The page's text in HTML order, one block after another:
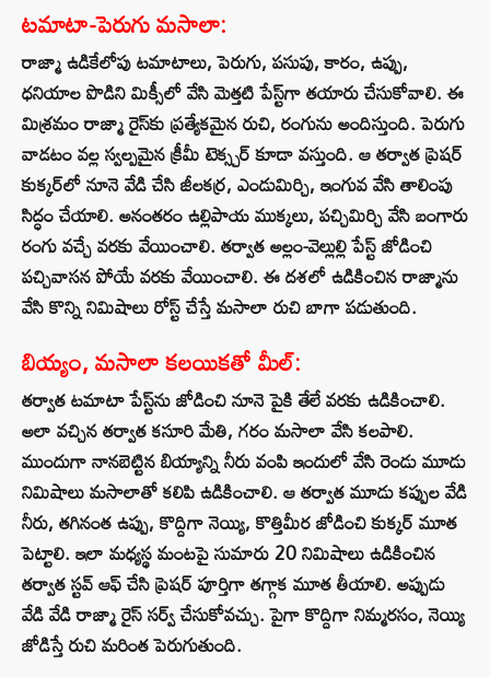
టమాటా-పెరుగు మసాలా:
రాజ్మా ఉడికేలోపు టమాటాలు, పెరుగు, పసుపు, కారం, ఉప్పు,
ధనియాల పొడిని మిక్సీలో వేసి మెత్తటి పేస్ట్‌గా తయారు చేసుకోవాలి. ఈ
మిశ్రమం రాజ్మా రైస్‌కు ప్రత్యేకమైన రుచి, రంగును అందిస్తుంది. పెరుగు
వాడటం వల్ల స్వల్పమైన క్రీమీ టెక్స్చర్ కూడా వస్తుంది. ఆ తర్వాత ప్రెషర్
కుక్కర్‌లో నూనె వేడి చేసి జీలకర్ర, ఎండుమిర్చి, ఇంగువ వేసి తాలింపు
సిద్ధం చేయాలి. అనంతరం ఉల్లిపాయ ముక్కలు, పచ్చిమిర్చి వేసి బంగారు
రంగు వచ్చే వరకు వేయించాలి. తర్వాత అల్లం-వెల్లుల్లి పేస్ట్ జోడించి
పచ్చివాసన పోయే వరకు వేయించాలి. ఈ దశలో ఉడికించిన రాజ్మాను
వేసి కొన్ని నిమిషాలు రోస్ట్ చేస్తే మసాలా రుచి బాగా పడుతుంది.
బియ్యం, మసాలా కలయికతో మీల్:
తర్వాత టమాటా పేస్ట్‌ను జోడించి నూనె పైకి తేలే వరకు ఉడికించాలి.
అలా వచ్చిన తర్వాత కసూరి మేతి, గరం మసాలా వేసి కలపాలి.
ముందుగా నానబెట్టిన బియ్యాన్ని నీరు వంపి ఇందులో వేసి రెండు మూడు
నిమిషాలు మసాలాతో కలిపి ఉడికించాలి. ఆ తర్వాత మూడు కప్పుల వేడి
నీరు, తగినంత ఉప్పు, కొద్దిగా నెయ్యి, కొత్తిమీర జోడించి కుక్కర్ మూత
పెట్టాలి. ఇలా మధ్యస్థ మంటపై సుమారు 20 నిమిషాలు ఉడికించిన
తర్వాత స్టవ్ ఆఫ్ చేసి ప్రెషర్ పూర్తిగా తగ్గాక మూత తీయాలి. అప్పుడు
వేడి వేడి రాజ్మా రైస్ సర్వ్ చేసుకోవచ్చు. పైగా కొద్దిగా నిమ్మరసం, నెయ్యి
జోడిస్తే రుచి మరింత పెరుగుతుంది.